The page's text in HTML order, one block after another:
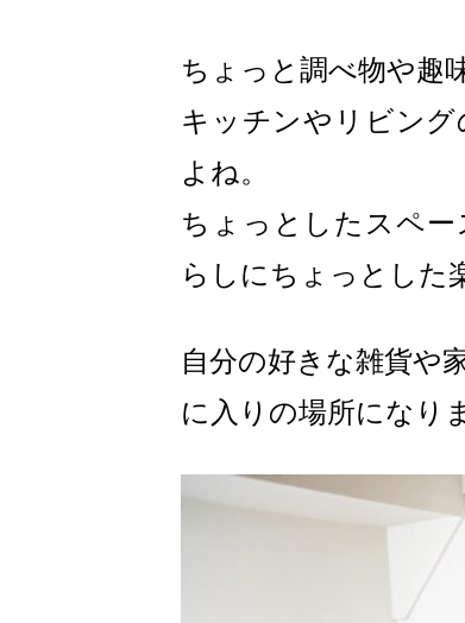
ちょっと調べ物や趣
キッチンやリビン
よね。
ちょっとしたスペ
らしにちょっとした
自分の好きな雑貨や
に入りの場所になり